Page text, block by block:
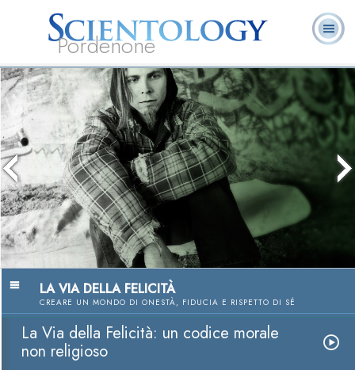
Pordenone
L. Ron Hubbard:
Fondatore
Che cos’è
Scientology?
Ministri
Volontari
Domande
ricorrenti
Libri
LA VIA DELLA FELICITÀ
CREARE UN MONDO DI ONESTÀ, FIDUCIA E RISPETTO DI SÉ
La Via della Felicità: un codice morale
non religioso